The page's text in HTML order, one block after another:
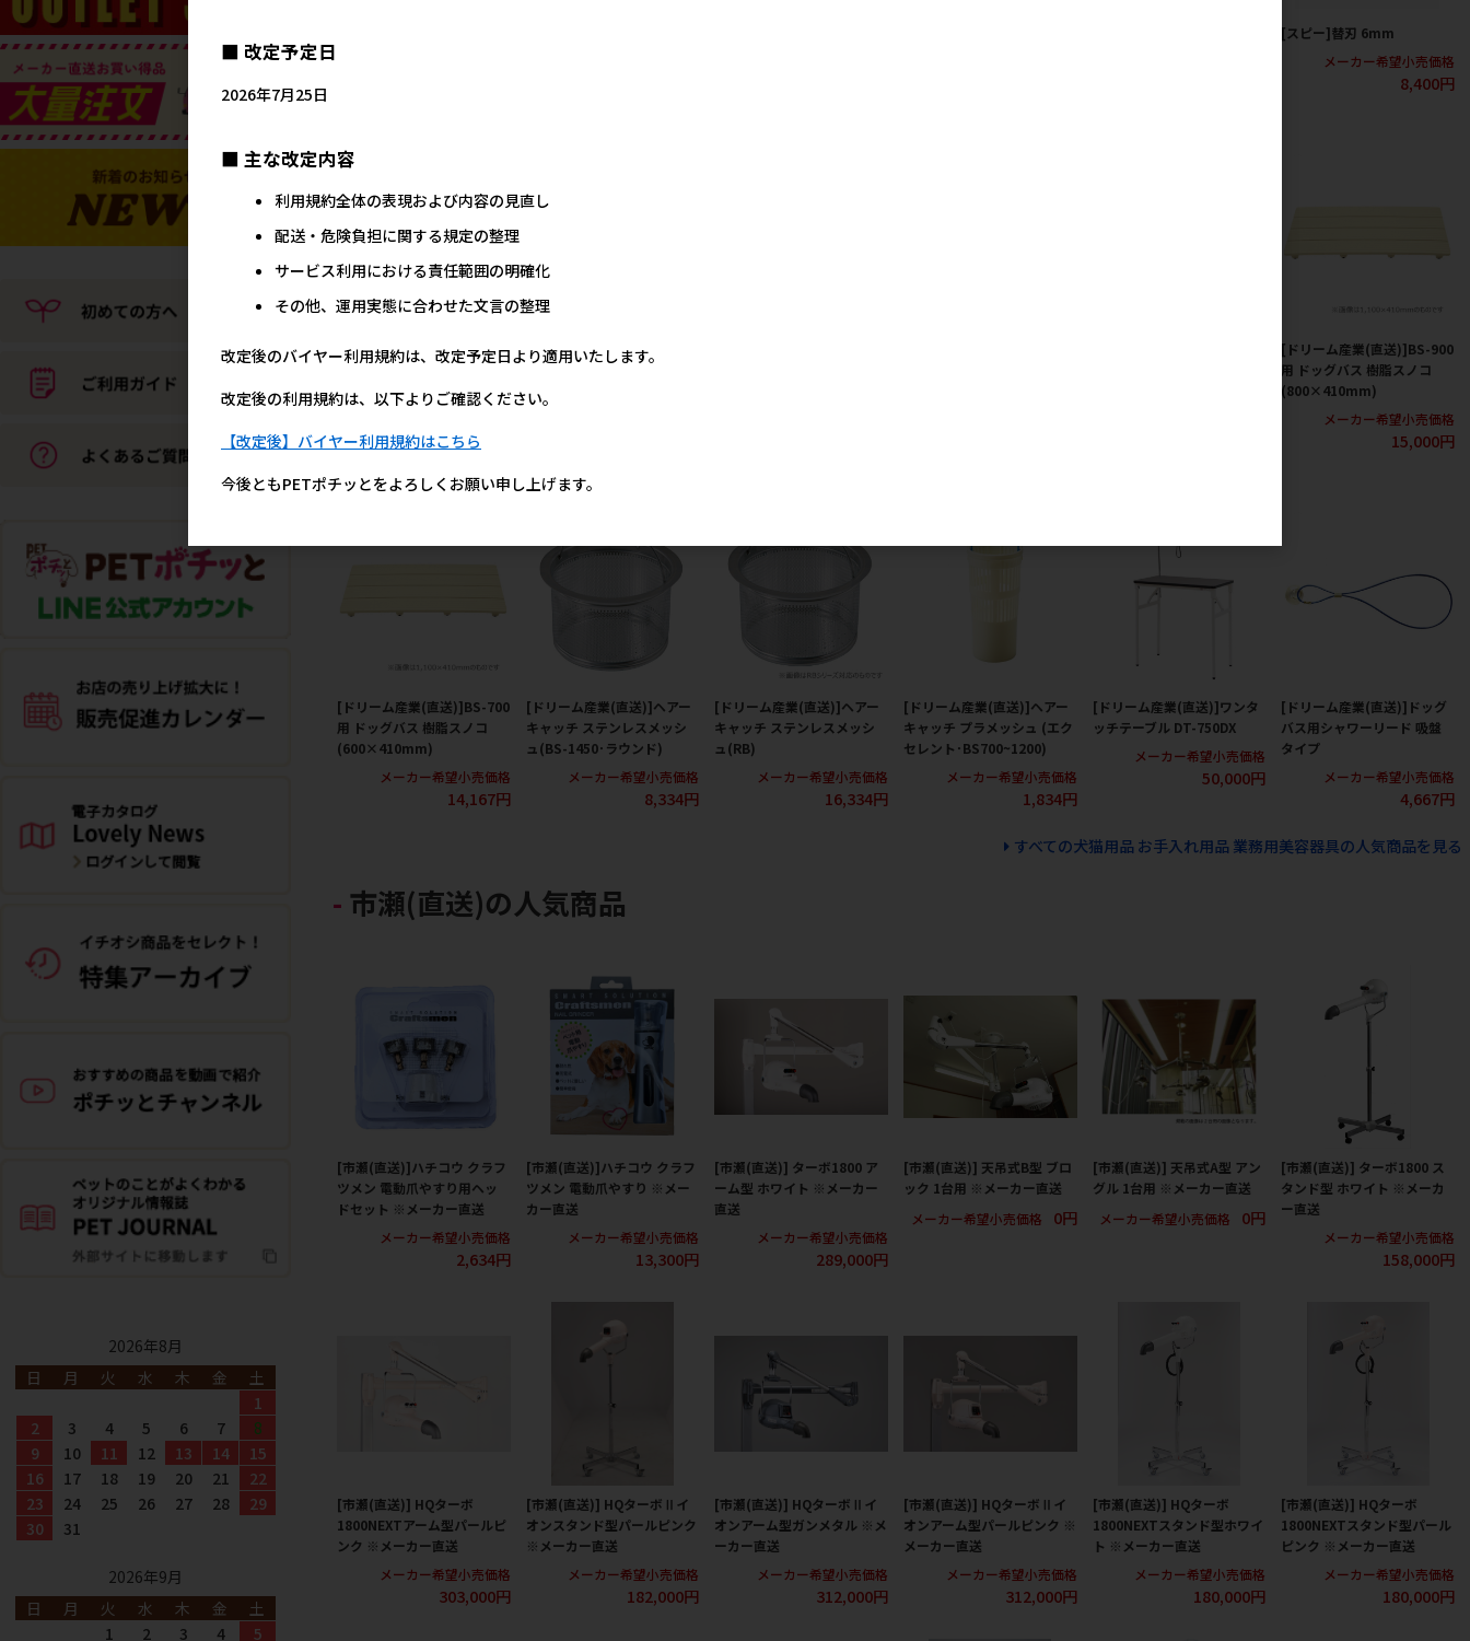
[スピー]替刃 6mm
メーカー希望小売価格
8,400円
[ドリーム産業(直送)]ドッグ
バス用シャワーリード ワイ
ヤータイプ
4,667円
[ドリーム産業(直送)]油圧式
TU-A(シッティングタイプ)
[ドリーム産業(直送)]BS-900
用 ドッグバス 樹脂スノコ
(800×410mm)
メーカー希望小売価格
15,000円
[ドリーム産業(直送)]BS-700
用 ドッグバス 樹脂スノコ
(600×410mm)
メーカー希望小売価格
14,167円
[ドリーム産業(直送)]ヘアー
キャッチ ステンレスメッシ
ュ(BS-1450･ラウンド)
メーカー希望小売価格
8,334円
[ドリーム産業(直送)]ヘアー
キャッチ ステンレスメッシ
ュ(RB)
メーカー希望小売価格
16,334円
[ドリーム産業(直送)]ヘアー
キャッチ プラメッシュ (エク
セレント･BS700~1200)
メーカー希望小売価格
1,834円
[ドリーム産業(直送)]ワンタ
ッチテーブル DT-750DX
メーカー希望小売価格
50,000円
[ドリーム産業(直送)]ドッグ
バス用シャワーリード 吸盤
タイプ
メーカー希望小売価格
4,667円
すべての犬猫用品 お手入れ用品 業務用美容器具の人気商品を見る
市瀬(直送)の人気商品
[市瀬(直送)]ハチコウ クラフ
ツメン 電動爪やすり用ヘッ
ドセット ※メーカー直送
メーカー希望小売価格
2,634円
[市瀬(直送)]ハチコウ クラフ
ツメン 電動爪やすり ※メー
カー直送
メーカー希望小売価格
13,300円
[市瀬(直送)] ターボ1800 ア
ーム型 ホワイト ※メーカー
直送
メーカー希望小売価格
289,000円
[市瀬(直送)] 天吊式B型 ブロ
ック 1台用 ※メーカー直送
メーカー希望小売価格
0円
[市瀬(直送)] 天吊式A型 アン
グル 1台用 ※メーカー直送
メーカー希望小売価格
0円
[市瀬(直送)] ターボ1800 ス
タンド型 ホワイト ※メーカ
ー直送
メーカー希望小売価格
158,000円
[市瀬(直送)] HQターボ
1800NEXTアーム型パールピ
ンク ※メーカー直送
メーカー希望小売価格
303,000円
[市瀬(直送)] HQターボⅡイ
オンスタンド型パールピンク
※メーカー直送
メーカー希望小売価格
182,000円
[市瀬(直送)] HQターボⅡイ
オンアーム型ガンメタル ※メ
ーカー直送
メーカー希望小売価格
312,000円
[市瀬(直送)] HQターボⅡイ
オンアーム型パールピンク ※
メーカー直送
メーカー希望小売価格
312,000円
[市瀬(直送)] HQターボ
1800NEXTスタンド型ホワイ
ト ※メーカー直送
メーカー希望小売価格
180,000円
[市瀬(直送)] HQターボ
1800NEXTスタンド型パール
ピンク ※メーカー直送
メーカー希望小売価格
180,000円
2026年8月
日
月 火 水 木 金
土
1
2
3 4 5 6 7
8
9
10 11 12 13 14
15
16
17 18 19 20 21
22
23
24 25 26 27 28
29
30
31
2026年9月
日
月 火 水 木 金
土
1
2 3 4 5
■ 改定予定日
2026年7月25日
■ 主な改定内容
利用規約全体の表現および内容の見直し
配送・危険負担に関する規定の整理
サービス利用における責任範囲の明確化
その他、運用実態に合わせた文言の整理
改定後のバイヤー利用規約は、改定予定日より適用いたします。
改定後の利用規約は、以下よりご確認ください。
【改定後】バイヤー利用規約はこちら
今後ともPETポチッとをよろしくお願い申し上げます。